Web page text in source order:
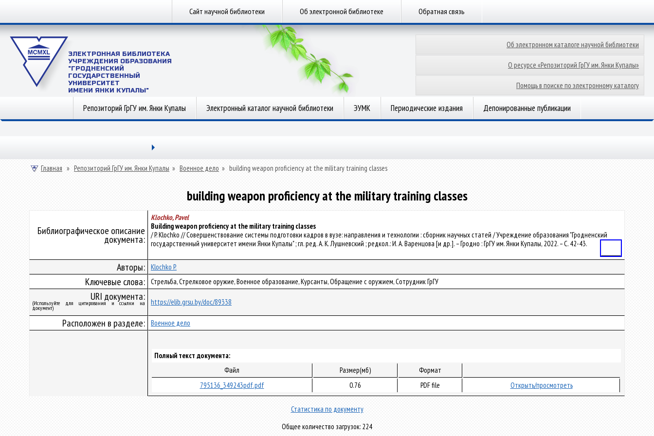
Сайт научной библиотеки Об электронной библиотеке Обратная связь
ЭЛЕКТРОННАЯ БИБЛИОТЕКА
УЧРЕЖДЕНИЯ ОБРАЗОВАНИЯ
"ГРОДНЕНСКИЙ
ГОСУДАРСТВЕННЫЙ
УНИВЕРСИТЕТ
ИМЕНИ ЯНКИ КУПАЛЫ"
Об электронном каталоге научной библиотеки
О ресурсе «Репозиторий ГрГУ им. Янки Купалы»
Помощь в поиске по электронному каталогу
Репозиторий ГрГУ им. Янки Купалы Электронный каталог научной библиотеки ЭУМК Периодические издания Депонированные публикации
Главная » Репозиторий ГрГУ им. Янки Купалы » Военное дело » building weapon proficiency at the military training classes
building weapon proficiency at the military training classes
Библиографическое описание
документа:
Klochko, Pavel
Building weapon proficiency at the military training classes
/ P. Klochko // Совершенствование системы подготовки кадров в вузе: направления и технологии : сборник научных статей / Учреждение образования "Гродненский
государственный университет имени Янки Купалы" ; гл. ред. А. К. Лушневский ; редкол.: И. А. Варенцова [и др.]. – Гродно : ГрГУ им. Янки Купалы, 2022. – С. 42-43.
Авторы: Klochko P.
Ключевые слова: Стрельба, Стрелковое оружие, Военное образование, Курсанты, Обращение с оружием, Сотрудник ГрГУ
URI документа:
(Используйте для цитирования и ссылки на
документ)
https://elib.grsu.by/doc/89338
Расположен в разделе: Военное дело
Полный текст документа:
Файл
Размер(мб)
Формат
795136_349243pdf.pdf
0.76 PDF file Открыть/просмотреть
Статистика по документу
Общее количество загрузок: 224